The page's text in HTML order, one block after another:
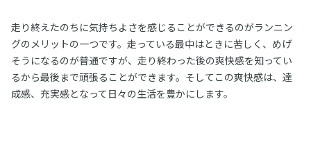
走り終えたのちに気持ちよさを感じることができるのがランニン
グのメリットの一つです。走っている最中はときに苦しく、めげ
そうになるのが普通ですが、走り終わった後の爽快感を知ってい
るから最後まで頑張ることができます。そしてこの爽快感は、達
成感、充実感となって日々の生活を豊かにします。